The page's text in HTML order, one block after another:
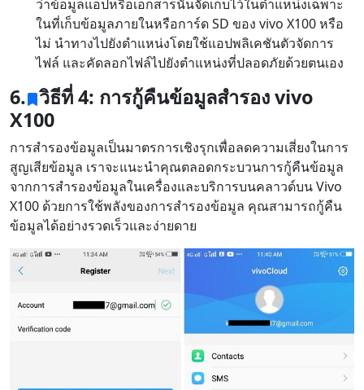
ว่าข้อมูลแอปหรือเอกสารนั้นจัดเก็บไว้ในตำแหน่งเฉพาะ
ในที่เก็บข้อมูลภายในหรือการ์ด SD ของ vivo X100 หรือ
ไม่ นำทางไปยังตำแหน่งโดยใช้แอปพลิเคชันตัวจัดการ
ไฟล์ และคัดลอกไฟล์ไปยังตำแหน่งที่ปลอดภัยด้วยตนเอง
6. วิธีที่ 4: การกู้คืนข้อมูลสำรอง vivo
X100
การสำรองข้อมูลเป็นมาตรการเชิงรุกเพื่อลดความเสี่ยงในการ
สูญเสียข้อมูล เราจะแนะนำคุณตลอดกระบวนการกู้คืนข้อมูล
จากการสำรองข้อมูลในเครื่องและบริการบนคลาวด์บน Vivo
X100 ด้วยการใช้พลังของการสำรองข้อมูล คุณสามารถกู้คืน
ข้อมูลได้อย่างรวดเร็วและง่ายดาย
Română
Polskie
қазақ
Gaeilge
繁體中文